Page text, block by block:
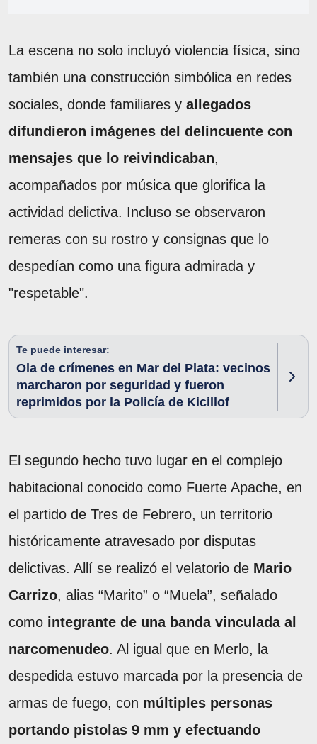
La escena no solo incluyó violencia física, sino
también una construcción simbólica en redes
sociales, donde familiares y allegados
difundieron imágenes del delincuente con
mensajes que lo reivindicaban,
acompañados por música que glorifica la
actividad delictiva. Incluso se observaron
remeras con su rostro y consignas que lo
despedían como una figura admirada y
"respetable".
Te puede interesar:
Ola de crímenes en Mar del Plata: vecinos
marcharon por seguridad y fueron
reprimidos por la Policía de Kicillof
El segundo hecho tuvo lugar en el complejo
habitacional conocido como Fuerte Apache, en
el partido de Tres de Febrero, un territorio
históricamente atravesado por disputas
delictivas. Allí se realizó el velatorio de Mario
Carrizo, alias “Marito” o “Muela”, señalado
como integrante de una banda vinculada al
narcomenudeo. Al igual que en Merlo, la
despedida estuvo marcada por la presencia de
armas de fuego, con múltiples personas
portando pistolas 9 mm y efectuando